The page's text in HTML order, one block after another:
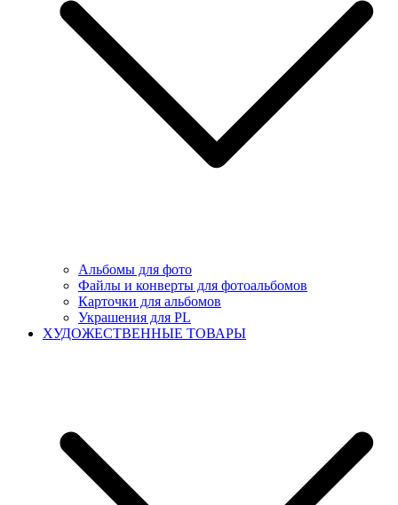
Альбомы для фото
Файлы и конверты для фотоальбомов
Карточки для альбомов
Украшения для PL
ХУДОЖЕСТВЕННЫЕ ТОВАРЫ